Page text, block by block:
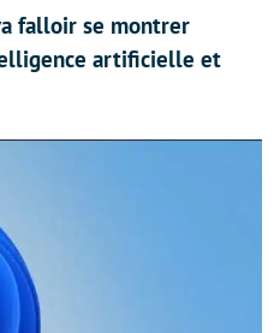
falloir se montrer
artificielle et